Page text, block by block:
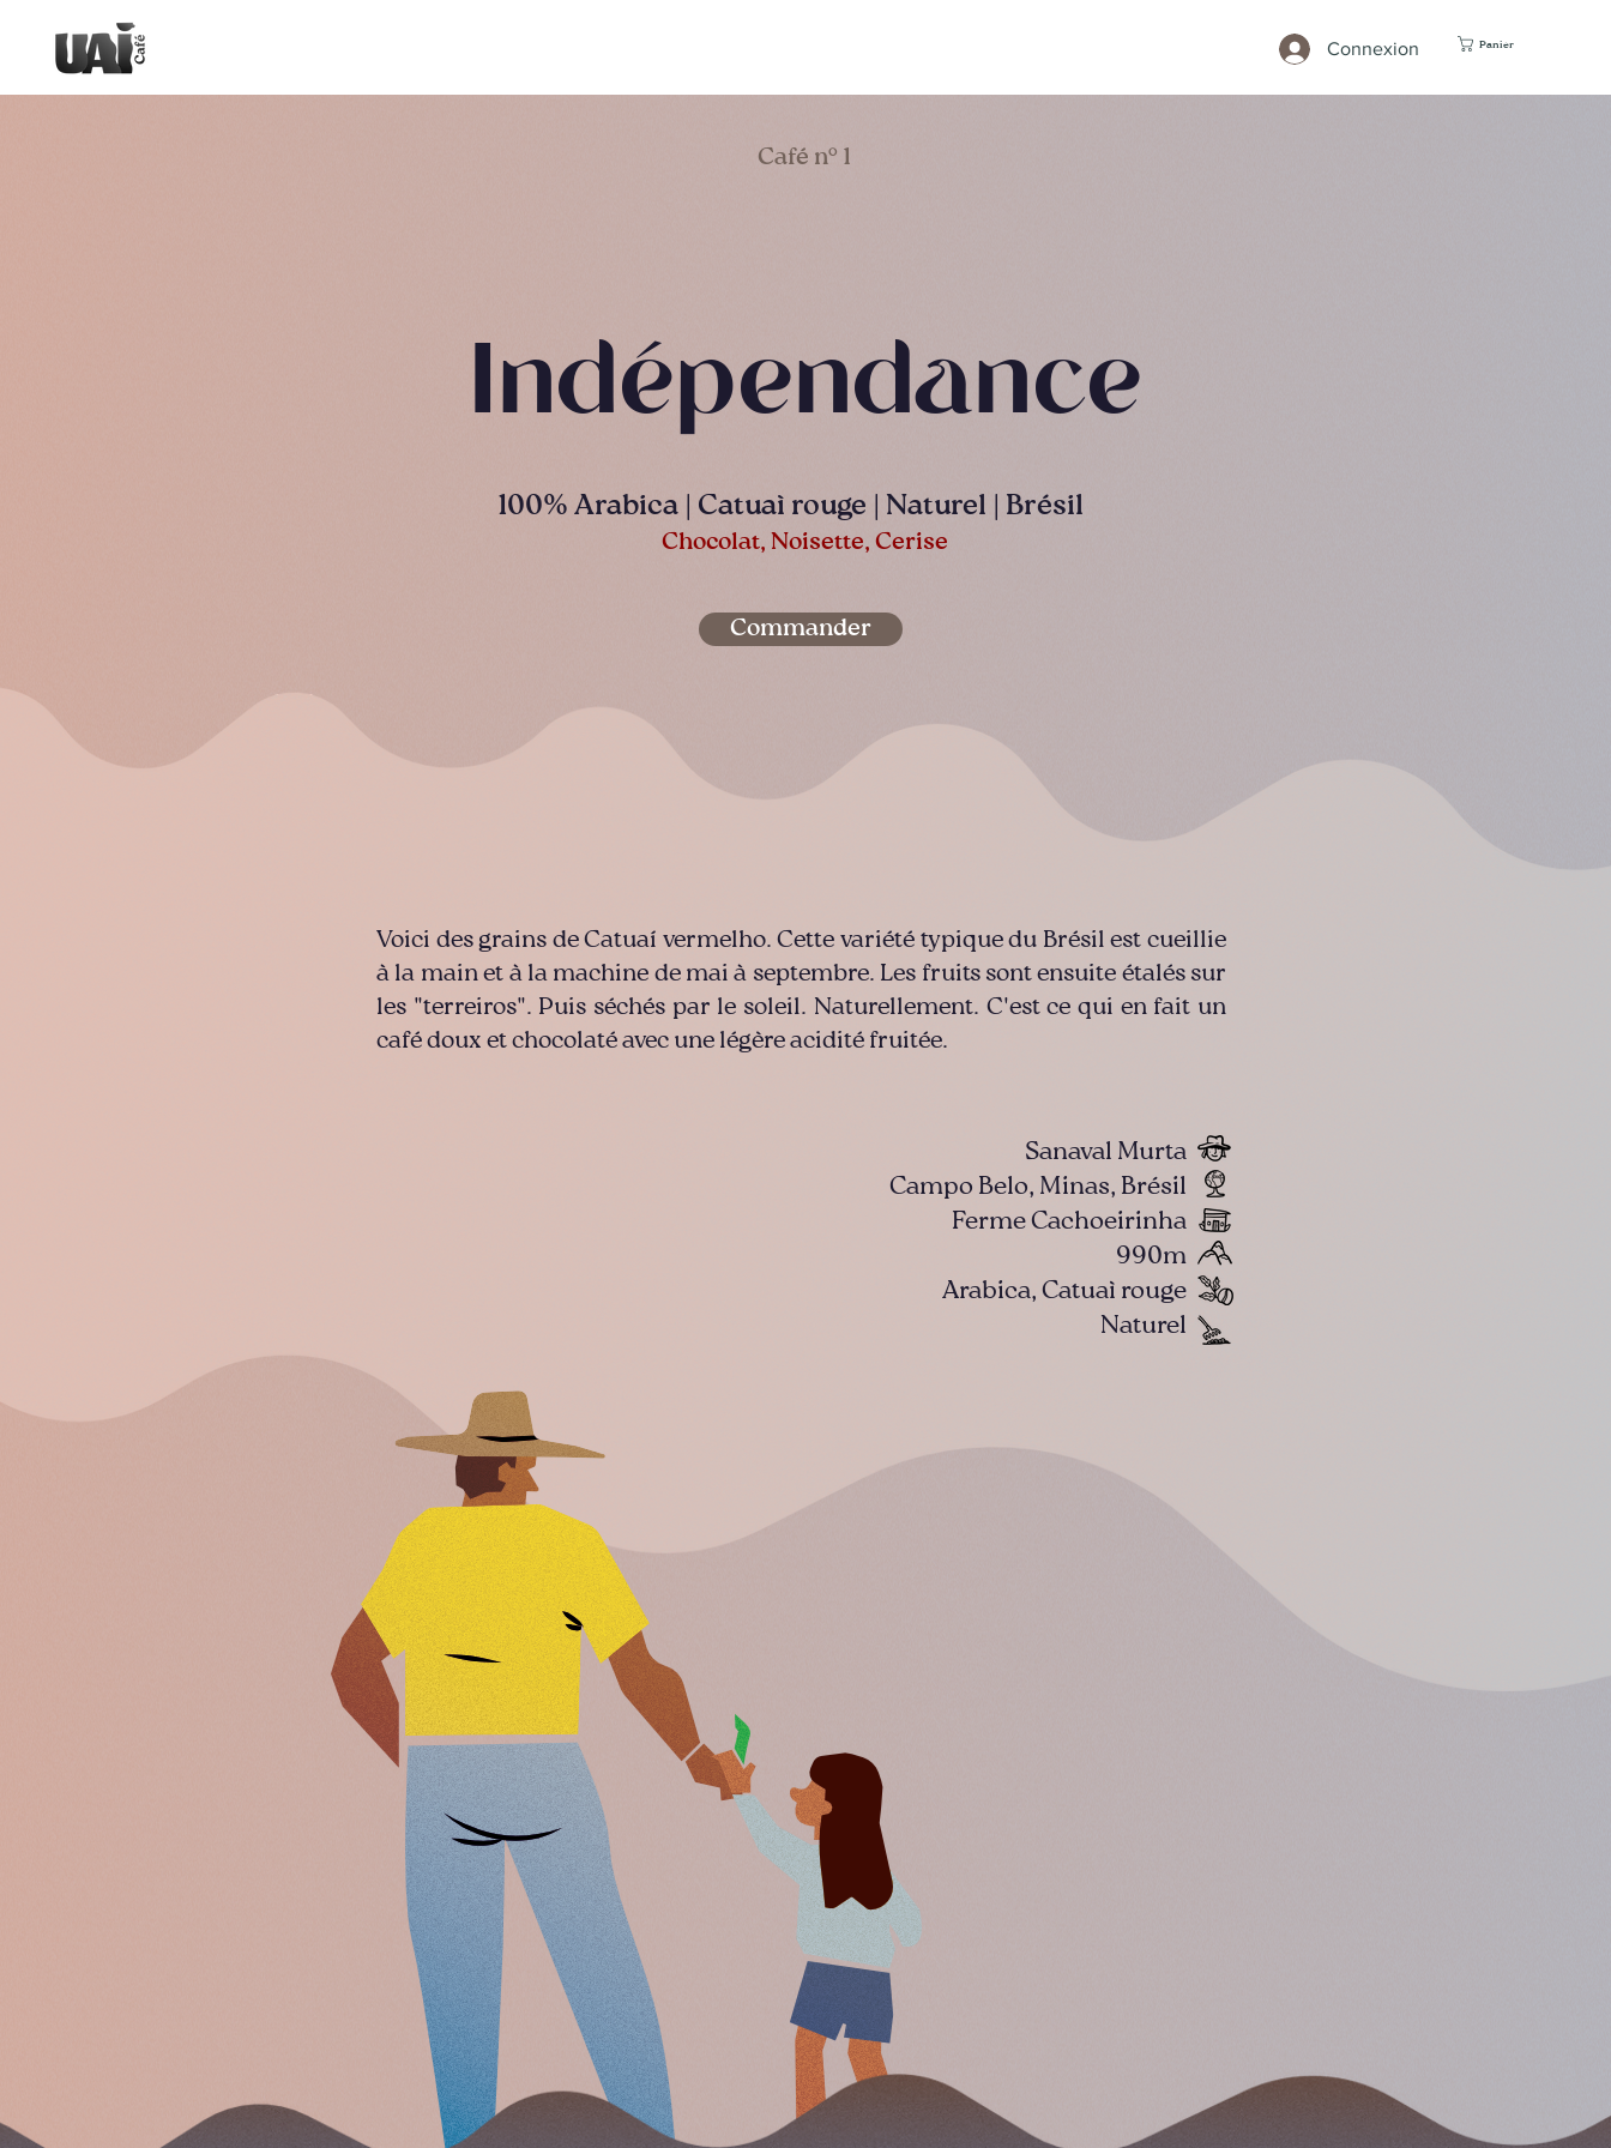
Connexion Panier
Café n° 1
Indépendance
100% Arabica | Catuaì rouge | Naturel | Brésil
Chocolat, Noisette, Cerise
Voici des grains de Catuaí vermelho. Cette variété typique du Brésil est cueillie
à la main et à la machine de mai à septembre. Les fruits sont ensuite étalés sur
les "terreiros". Puis séchés par le soleil. Naturellement. C'est ce qui en fait un
café doux et chocolaté avec une légère acidité fruitée.
Commander
Sanaval Murta
Campo Belo, Minas, Brésil
Ferme Cachoeirinha
990m
Arabica, Catuaì rouge
Naturel